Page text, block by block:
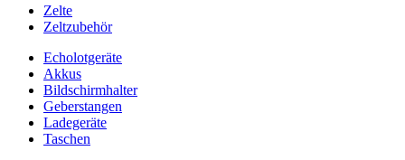
Zelte
Zeltzubehör
Echolotgeräte
Akkus
Bildschirmhalter
Geberstangen
Ladegeräte
Taschen